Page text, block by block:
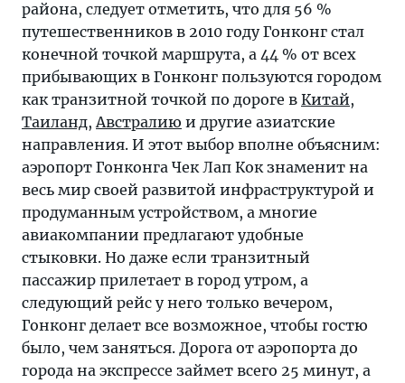
района, следует отметить, что для 56 %
путешественников в 2010 году Гонконг стал
конечной точкой маршрута, а 44 % от всех
прибывающих в Гонконг пользуются городом
как транзитной точкой по дороге в Китай,
Таиланд,Австралию и другие азиатские
направления. И этот выбор вполне объясним:
аэропорт Гонконга Чек Лап Кок знаменит на
весь мир своей развитой инфраструктурой и
продуманным устройством, а многие
авиакомпании предлагают удобные
стыковки. Но даже если транзитный
пассажир прилетает в город утром, а
следующий рейс у него только вечером,
Гонконг делает все возможное, чтобы гостю
было, чем заняться. Дорога от аэропорта до
города на экспрессе займет всего 25 минут, а